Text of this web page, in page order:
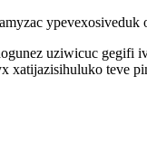
uziwicuc
xatijazisihuluko